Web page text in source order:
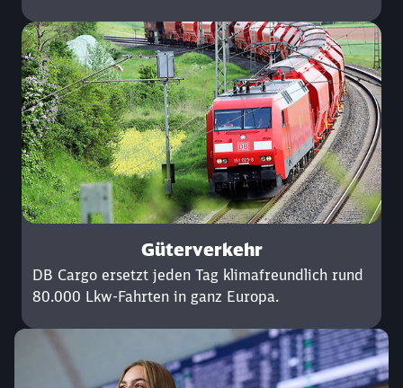
Güterverkehr
DB Cargo ersetzt jeden Tag klimafreundlich rund
80.000 Lkw-Fahrten in ganz Europa.